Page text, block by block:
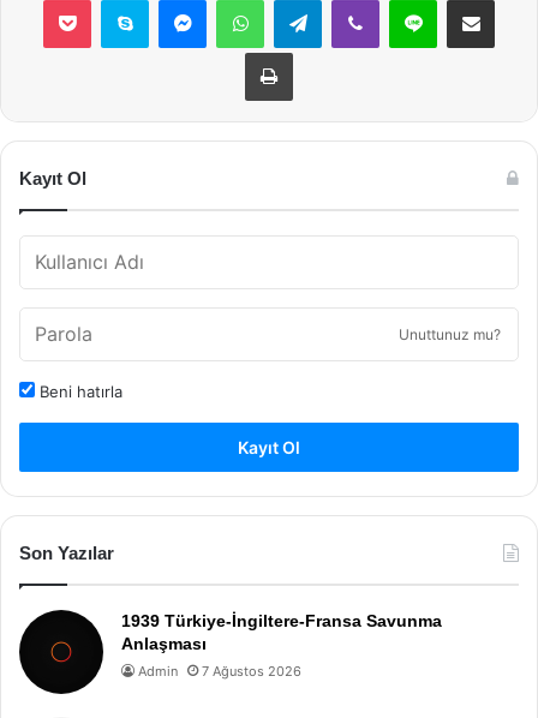
Yazdır
Kayıt Ol
Unuttunuz mu?
Beni hatırla
Kayıt Ol
Son Yazılar
1939 Türkiye-İngiltere-Fransa Savunma
Anlaşması
Admin 7 Ağustos 2026